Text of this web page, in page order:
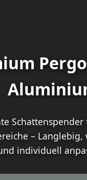
– Langlebig,
individuell